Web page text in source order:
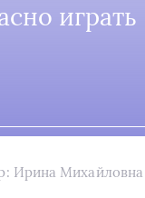
играть
Ирина Михайловна